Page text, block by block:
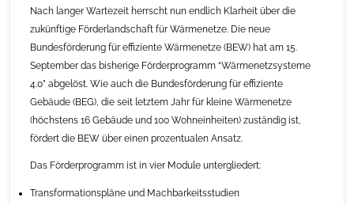
Nach langer Wartezeit herrscht nun endlich Klarheit über die
zukünftige Förderlandschaft für Wärmenetze. Die neue
Bundesförderung für effiziente Wärmenetze (BEW) hat am 15.
September das bisherige Förderprogramm “Wärmenetzsysteme
4.0” abgelöst. Wie auch die Bundesförderung für effiziente
Gebäude (BEG), die seit letztem Jahr für kleine Wärmenetze
(höchstens 16 Gebäude und 100 Wohneinheiten) zuständig ist,
fördert die BEW über einen prozentualen Ansatz.
Das Förderprogramm ist in vier Module untergliedert:
Transformationspläne und Machbarkeitsstudien